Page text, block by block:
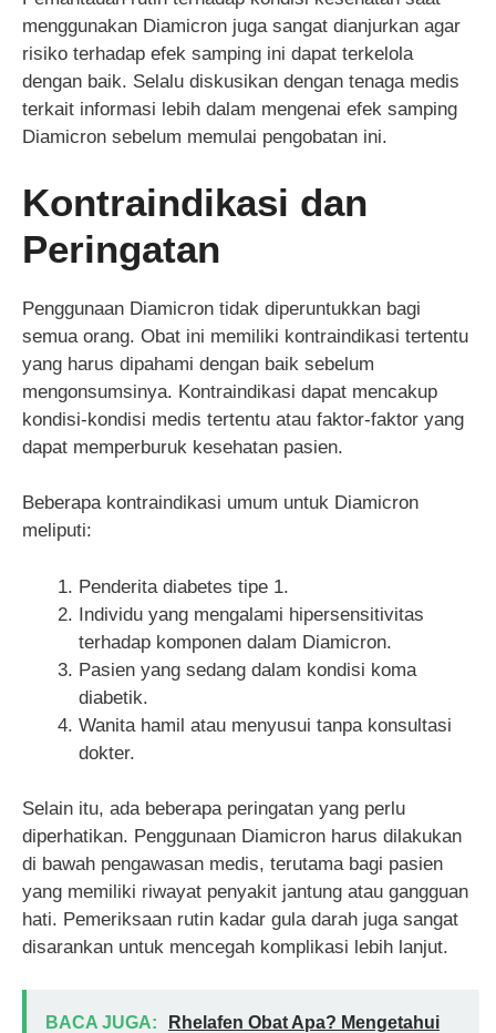
menggunakan Diamicron juga sangat dianjurkan agar
risiko terhadap efek samping ini dapat terkelola
dengan baik. Selalu diskusikan dengan tenaga medis
terkait informasi lebih dalam mengenai efek samping
Diamicron sebelum memulai pengobatan ini.
Kontraindikasi dan
Peringatan
Penggunaan Diamicron tidak diperuntukkan bagi
semua orang. Obat ini memiliki kontraindikasi tertentu
yang harus dipahami dengan baik sebelum
mengonsumsinya. Kontraindikasi dapat mencakup
kondisi-kondisi medis tertentu atau faktor-faktor yang
dapat memperburuk kesehatan pasien.
Beberapa kontraindikasi umum untuk Diamicron
meliputi:
Penderita diabetes tipe 1.
Individu yang mengalami hipersensitivitas
terhadap komponen dalam Diamicron.
Pasien yang sedang dalam kondisi koma
diabetik.
Wanita hamil atau menyusui tanpa konsultasi
dokter.
Selain itu, ada beberapa peringatan yang perlu
diperhatikan. Penggunaan Diamicron harus dilakukan
di bawah pengawasan medis, terutama bagi pasien
yang memiliki riwayat penyakit jantung atau gangguan
hati. Pemeriksaan rutin kadar gula darah juga sangat
disarankan untuk mencegah komplikasi lebih lanjut.
BACA JUGA:
Rhelafen Obat Apa? Mengetahui